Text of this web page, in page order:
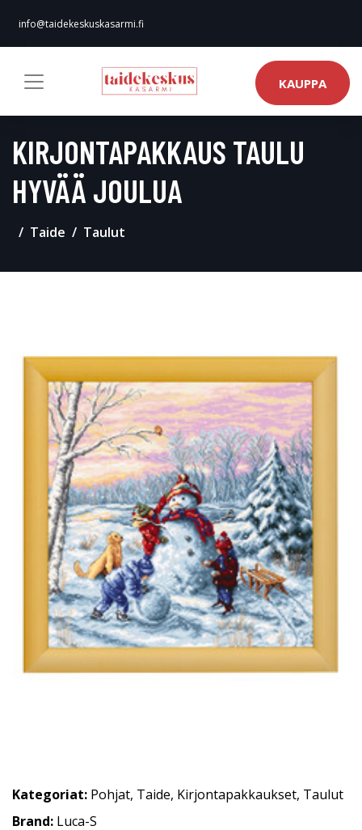
info@taidekeskuskasarmi.fi
KAUPPA
KIRJONTAPAKKAUS TAULU
HYVÄÄ JOULUA
Taide Taulut
Kategoriat: Pohjat, Taide, Kirjontapakkaukset, Taulut
Brand: Luca-S